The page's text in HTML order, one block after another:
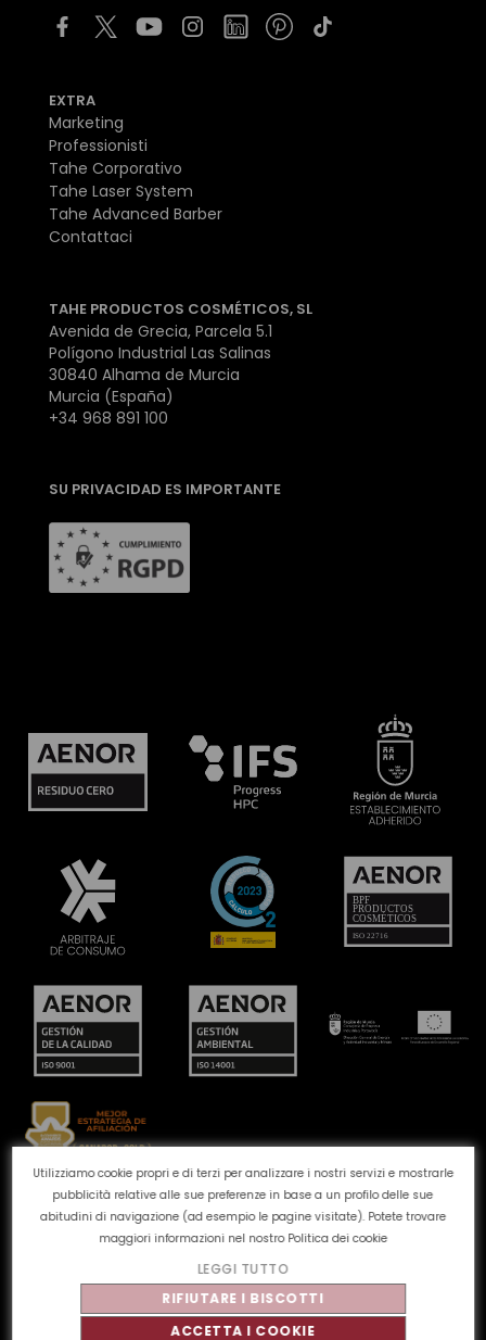
Utilizziamo cookie propri e di terzi per analizzare i nostri servizi e mostrarle
pubblicità relative alle sue preferenze in base a un profilo delle sue
abitudini di navigazione (ad esempio le pagine visitate). Potete trovare
maggiori informazioni nel nostro Politica dei cookie
LEGGI TUTTO
RIFIUTARE I BISCOTTI
ACCETTA I COOKIE
EXTRA
Marketing
Professionisti
Tahe Corporativo
Tahe Laser System
Tahe Advanced Barber
Contattaci
TAHE PRODUCTOS COSMÉTICOS, SL
Avenida de Grecia, Parcela 5.1
Polígono Industrial Las Salinas
30840 Alhama de Murcia
Murcia (España)
+34 968 891 100
SU PRIVACIDAD ES IMPORTANTE
Canale reclami Politica dei cookie
Politica sulla
privacy
Avviso legale Qualità e ambiente
2026 - Tutti i diritti riservati